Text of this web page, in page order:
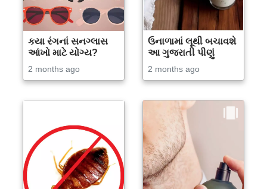
કયા રંગનાં સનગ્લાસ
આંખો માટે યોગ્ય?
2 months ago
ઉનાળામાં લૂથી બચાવશે
આ ગુજરાતી પીણું
2 months ago